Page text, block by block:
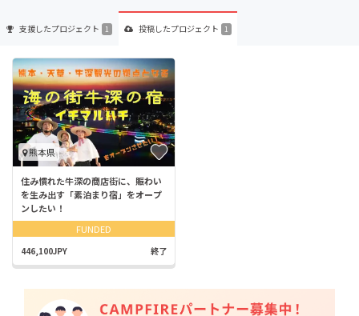
支援したプロジェクト 1 投稿したプロジェクト 1
熊本県
住み慣れた牛深の商店街に、賑わい
を生み出す「素泊まり宿」をオープ
ンしたい！
FUNDED
446,100JPY 終了